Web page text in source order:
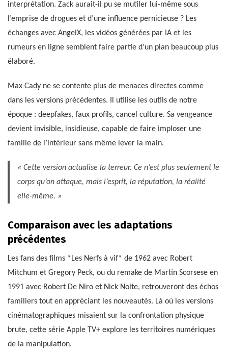
interprétation. Zack aurait-il pu se mutiler lui-même sous
l’emprise de drogues et d’une influence pernicieuse ? Les
échanges avec AngelX, les vidéos générées par IA et les
rumeurs en ligne semblent faire partie d’un plan beaucoup plus
élaboré.
Max Cady ne se contente plus de menaces directes comme
dans les versions précédentes. Il utilise les outils de notre
époque : deepfakes, faux profils, cancel culture. Sa vengeance
devient invisible, insidieuse, capable de faire imploser une
famille de l’intérieur sans même lever la main.
« Cette version actualise la terreur. Ce n’est plus seulement le
corps qu’on attaque, mais l’esprit, la réputation, la réalité
elle-même. »
Comparaison avec les adaptations
précédentes
Les fans des films *Les Nerfs à vif* de 1962 avec Robert
Mitchum et Gregory Peck, ou du remake de Martin Scorsese en
1991 avec Robert De Niro et Nick Nolte, retrouveront des échos
familiers tout en appréciant les nouveautés. Là où les versions
cinématographiques misaient sur la confrontation physique
brute, cette série Apple TV+ explore les territoires numériques
de la manipulation.